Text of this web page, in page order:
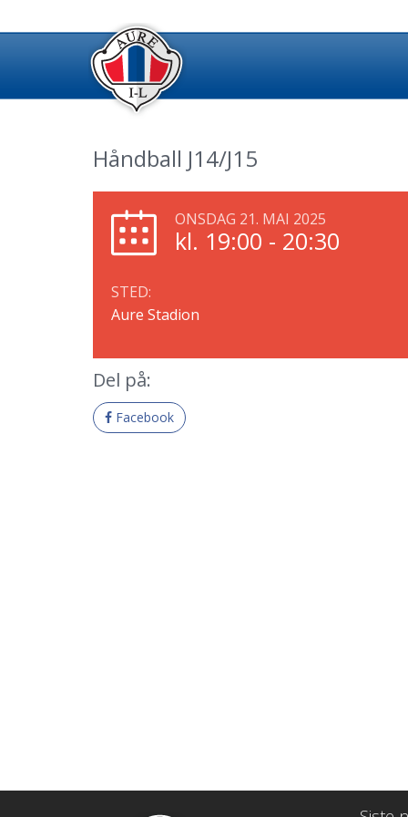
Håndball J14/J15
ONSDAG 21. MAI 2025
kl. 19:00 - 20:30
STED:
Aure Stadion
Del på:
Facebook